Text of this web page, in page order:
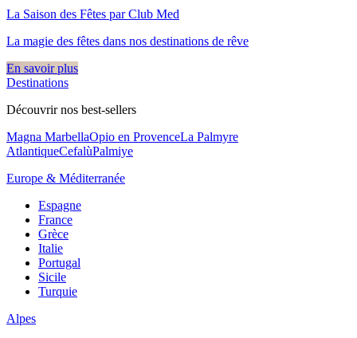
La Saison des Fêtes par Club Med
La magie des fêtes dans nos destinations de rêve​
En savoir plus
Destinations
Découvrir nos best-sellers
Magna MarbellaOpio en ProvenceLa Palmyre
AtlantiqueCefalùPalmiye
Europe & Méditerranée
Espagne
France
Grèce
Italie
Portugal
Sicile
Turquie
Alpes